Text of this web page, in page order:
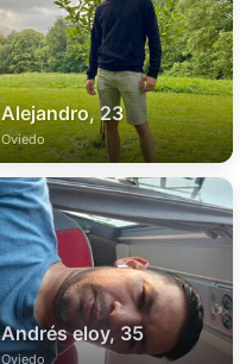
Alejandro, 23
Oviedo
Andrés eloy, 35
Oviedo